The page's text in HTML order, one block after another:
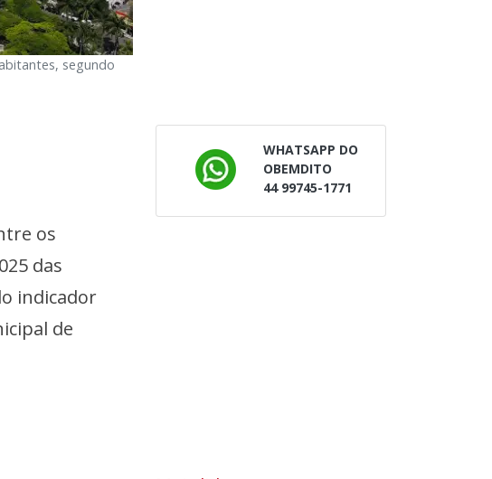
segundo
os
das
indicador
de
WHATSAPP DO
OBEMDITO
44 99745-1771